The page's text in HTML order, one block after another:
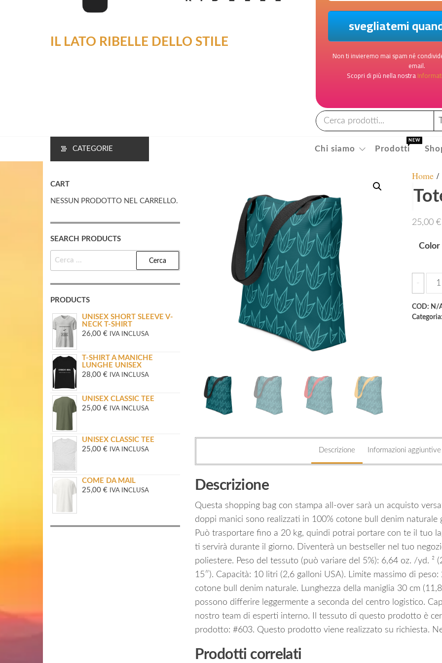
IL LATO RIBELLE DELLO STILE
Non ti invieremo mai spam né
email.
Scopri di più nella nostra
CATEGORIE Chi siamo Prodotti
NEW
Home /
25,00€
Color
-
Tote
bag
COD: N/
Descrizione Informazioni aggiuntive
Descrizione
Questa shopping bag con stampa all-over sarà un acquisto
doppi manici sono realizzati in 100% cotone bull denim
Può trasportare fino a 20 kg, quindi potrai portare con te il tuo
ti servirà durante il giorno. Diventerà un bestseller nel tuo
poliestere. Peso del tessuto (può variare del 5%): 6,64 oz. /yd. ²
15″). Capacità: 10 litri (2,6 galloni USA). Limite massimo di
cotone bull denim naturale. Lunghezza della maniglia 30 cm
possono differire leggermente a seconda del centro logistico.
nostro team di esperti interno. Il tessuto di questo prodotto è
prodotto: #603. Questo prodotto viene realizzato su richiesta.
Prodotti correlati
CART
NESSUN PRODOTTO NEL CARRELLO.
SEARCH PRODUCTS
RICERCA
PRODUCTS
UNISEX SHORT SLEEVE V-
NECK T-SHIRT
26,00 € IVA INCLUSA
T-SHIRT A MANICHE
LUNGHE UNISEX
28,00 € IVA INCLUSA
UNISEX CLASSIC TEE
25,00 € IVA INCLUSA
UNISEX CLASSIC TEE
25,00 € IVA INCLUSA
COME DA MAIL
25,00 € IVA INCLUSA